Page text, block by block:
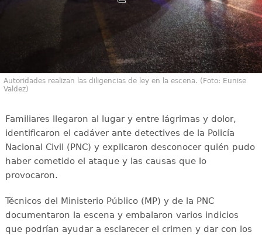
Autoridades realizan las diligencias de ley en la escena. (Foto: Eunise
Valdez)
Familiares llegaron al lugar y entre lágrimas y dolor,
identificaron el cadáver ante detectives de la Policía
Nacional Civil (PNC) y explicaron desconocer quién pudo
haber cometido el ataque y las causas que lo
provocaron.
Técnicos del Ministerio Público (MP) y de la PNC
documentaron la escena y embalaron varios indicios
que podrían ayudar a esclarecer el crimen y dar con los